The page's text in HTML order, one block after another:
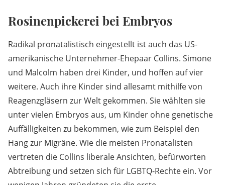
Rosinenpickerei bei Embryos
Radikal pronatalistisch eingestellt ist auch das US-
amerikanische Unternehmer-Ehepaar Collins. Simone
und Malcolm haben drei Kinder, und hoffen auf vier
weitere. Auch ihre Kinder sind allesamt mithilfe von
Reagenzgläsern zur Welt gekommen. Sie wählten sie
unter vielen Embryos aus, um Kinder ohne genetische
Auffälligkeiten zu bekommen, wie zum Beispiel den
Hang zur Migräne. Wie die meisten Pronatalisten
vertreten die Collins liberale Ansichten, befürworten
Abtreibung und setzen sich für LGBTQ-Rechte ein. Vor